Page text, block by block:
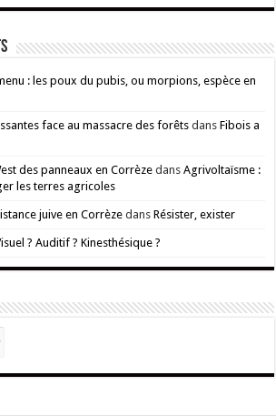
: les poux du pubis, ou morpions, espèce en
face au massacre des forêts dansFibois a
des panneaux en Corrèze dansAgrivoltaïsme :
les terres agricoles
juive en Corrèze dansRésister, exister
? Auditif ? Kinesthésique ?